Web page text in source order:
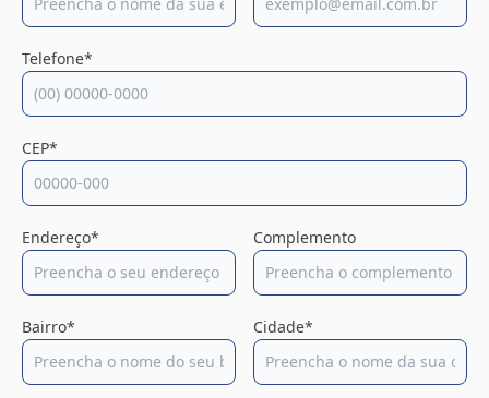
Telefone*
CEP*
Endereço* Complemento
Bairro* Cidade*